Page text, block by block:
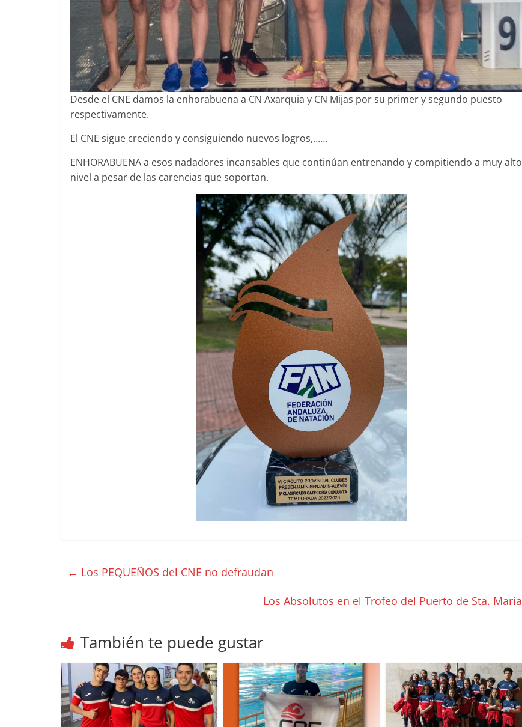
Desde el CNE damos la enhorabuena a CN Axarquia y CN Mijas por su primer y segundo puesto
respectivamente.
El CNE sigue creciendo y consiguiendo nuevos logros,……
ENHORABUENA a esos nadadores incansables que continúan entrenando y compitiendo a muy alto
nivel a pesar de las carencias que soportan.
← Los PEQUEÑOS del CNE no defraudan
Los Absolutos en el Trofeo del Puerto de Sta. María
También te puede gustar